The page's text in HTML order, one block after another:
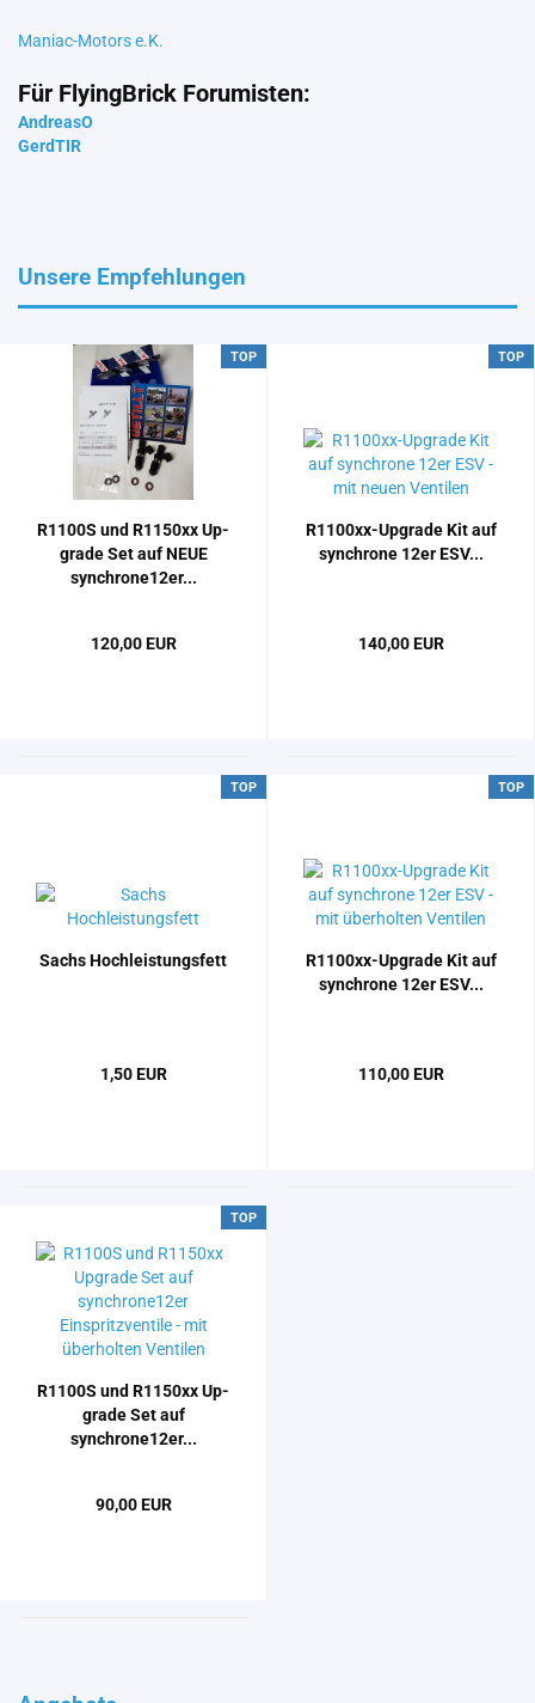
Maniac-Motors e.K.
Für FlyingBrick Forumisten:
AndreasO
GerdTIR
Unsere Empfehlungen
TOP
R1100S und R1150xx Up­
grade Set auf NEUE
synchrone12er...
120,00 EUR
TOP
R1100xx-​​Up­grade Kit auf
syn­chro­ne 12er ESV...
140,00 EUR
TOP
Sachs Hoch­leis­tungs­fett
1,50 EUR
TOP
R1100xx-​​Up­grade Kit auf
syn­chro­ne 12er ESV...
110,00 EUR
TOP
R1100S und R1150xx Up­
grade Set auf
synchrone12er...
90,00 EUR